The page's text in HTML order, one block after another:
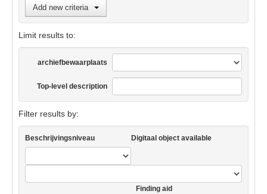
Add new criteria
Limit results to:
archiefbewaarplaats
Top-level description
Filter results by:
Beschrijvingsniveau Digitaal object available
Finding aid